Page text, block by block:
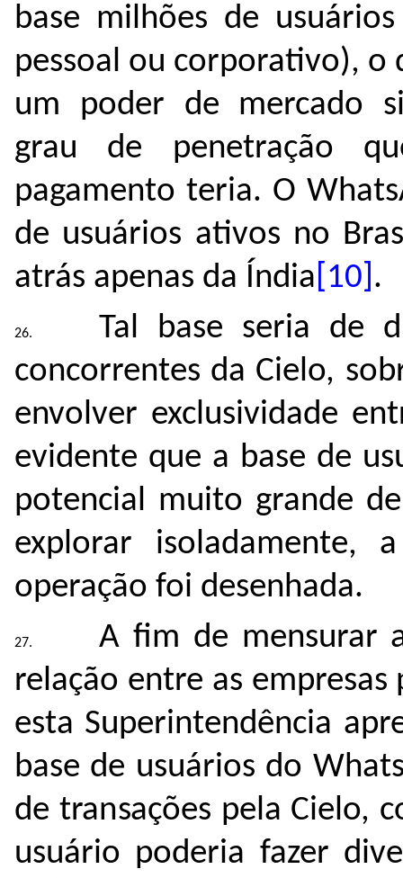
base milhões de
pessoal ou corporativo), o
um poder de mercado
grau de penetração
pagamento teria. O
de usuários ativos no
atrás apenas da Índia [10] .
Tal base seria de
concorrentes da Cielo,
envolver exclusividade
evidente que a base de
potencial muito grande
explorar isoladamente,
operação foi desenhada.
A fim de mensurar
relação entre as
esta Superintendência
base de usuários do
de transações pela Cielo,
usuário poderia fazer